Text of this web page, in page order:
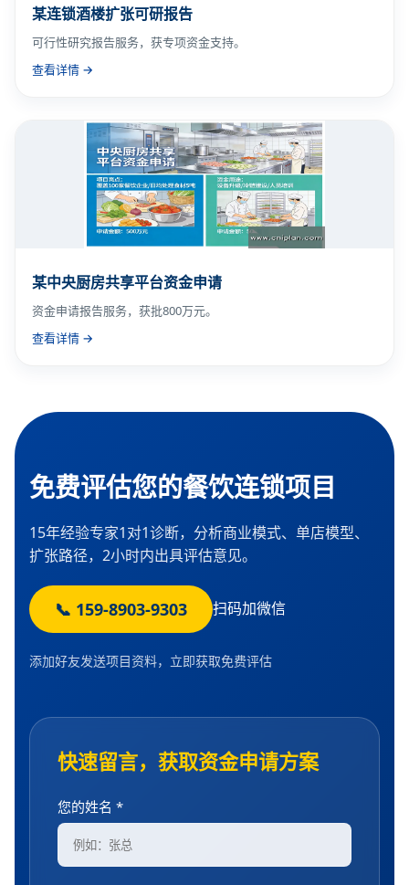
某连锁酒楼扩张可研报告
可行性研究报告服务，获专项资金支持。
查看详情 →
某中央厨房共享平台资金申请
资金申请报告服务，获批800万元。
查看详情 →
免费评估您的餐饮连锁项目
15年经验专家1对1诊断，分析商业模式、单店模型、
扩张路径，2小时内出具评估意见。
📞 159-8903-9303 扫码加微信
添加好友发送项目资料，立即获取免费评估
快速留言，获取资金申请方案
您的姓名 *